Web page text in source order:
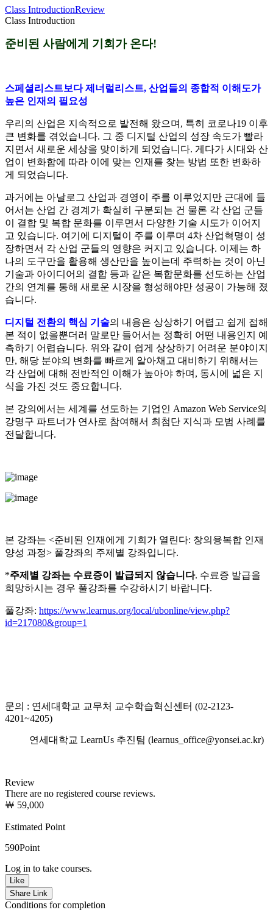
Class IntroductionReview
Class Introduction
준비된 사람에게 기회가 온다!
스페셜리스트보다 제너럴리스트, 산업들의 종합적 이해도가
높은 인재의 필요성
우리의 산업은 지속적으로 발전해 왔으며, 특히 코로나19 이후
큰 변화를 겪었습니다. 그 중 디지털 산업의 성장 속도가 빨라
지면서 새로운 세상을 맞이하게 되었습니다. 게다가 시대와 산
업이 변화함에 따라 이에 맞는 인재를 찾는 방법 또한 변화하
게 되었습니다.
과거에는 아날로그 산업과 경영이 주를 이루었지만 근대에 들
어서는 산업 간 경계가 확실히 구분되는 건 물론 각 산업 군들
이 결합 및 복합 문화를 이루면서 다양한 기술 시도가 이어지
고 있습니다. 여기에 디지털이 주를 이루며 4차 산업혁명이 성
장하면서 각 산업 군들의 영향은 커지고 있습니다. 이제는 하
나의 도구만을 활용해 생산만을 높이는데 주력하는 것이 아닌
기술과 아이디어의 결합 등과 같은 복합문화를 선도하는 산업
간의 연계를 통해 새로운 시장을 형성해야만 성공이 가능해 졌
습니다.
디지털 전환의 핵심 기술의 내용은 상상하기 어렵고 쉽게 접해
본 적이 없을뿐더러 말로만 들어서는 정확히 어떤 내용인지 예
측하기 어렵습니다. 위와 같이 쉽게 상상하기 어려운 분야이지
만, 해당 분야의 변화를 빠르게 알아채고 대비하기 위해서는
각 산업에 대해 전반적인 이해가 높아야 하며, 동시에 넓은 지
식을 가진 것도 중요합니다.
본 강의에서는 세계를 선도하는 기업인 Amazon Web Service의
강명구 파트너가 연사로 참여해서 최첨단 지식과 모범 사례를
전달합니다.
본 강좌는 <준비된 인재에게 기회가 열린다: 창의융복합 인재
양성 과정> 풀강좌의 주제별 강좌입니다.
*주제별 강좌는 수료증이 발급되지 않습니다. 수료증 발급을
희망하시는 경우 풀강좌를 수강하시기 바랍니다.
풀강좌: https://www.learnus.org/local/ubonline/view.php?
id=217080&group=1
문의 : 연세대학교 교무처 교수학습혁신센터 (02-2123-
4201~4205)
연세대학교 LearnUs 추진팀 (learnus_office@yonsei.ac.kr)
Review
There are no registered course reviews.
￦ 59,000
Estimated Point
590Point
Log in to take courses.
Like
Share Link
Conditions for completion